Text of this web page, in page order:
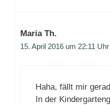
Maria Th.
15. April 2016 um 22:11 Uhr
Haha, fällt mir
In der